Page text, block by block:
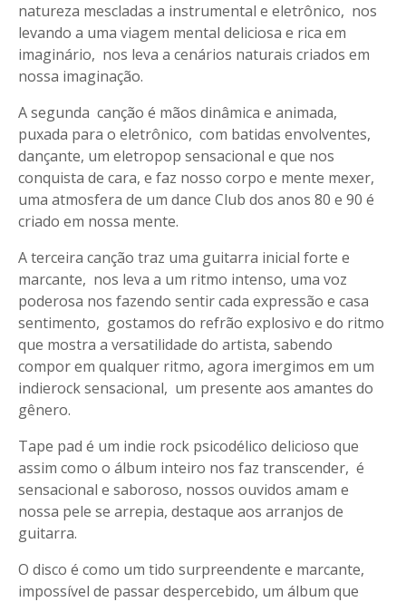
natureza mescladas a instrumental e eletrônico, nos
levando a uma viagem mental deliciosa e rica em
imaginário, nos leva a cenários naturais criados em
nossa imaginação.
A segunda canção é mãos dinâmica e animada,
puxada para o eletrônico, com batidas envolventes,
dançante, um eletropop sensacional e que nos
conquista de cara, e faz nosso corpo e mente mexer,
uma atmosfera de um dance Club dos anos 80 e 90 é
criado em nossa mente.
A terceira canção traz uma guitarra inicial forte e
marcante, nos leva a um ritmo intenso, uma voz
poderosa nos fazendo sentir cada expressão e casa
sentimento, gostamos do refrão explosivo e do ritmo
que mostra a versatilidade do artista, sabendo
compor em qualquer ritmo, agora imergimos em um
indierock sensacional, um presente aos amantes do
gênero.
Tape pad é um indie rock psicodélico delicioso que
assim como o álbum inteiro nos faz transcender, é
sensacional e saboroso, nossos ouvidos amam e
nossa pele se arrepia, destaque aos arranjos de
guitarra.
O disco é como um tido surpreendente e marcante,
impossível de passar despercebido, um álbum que